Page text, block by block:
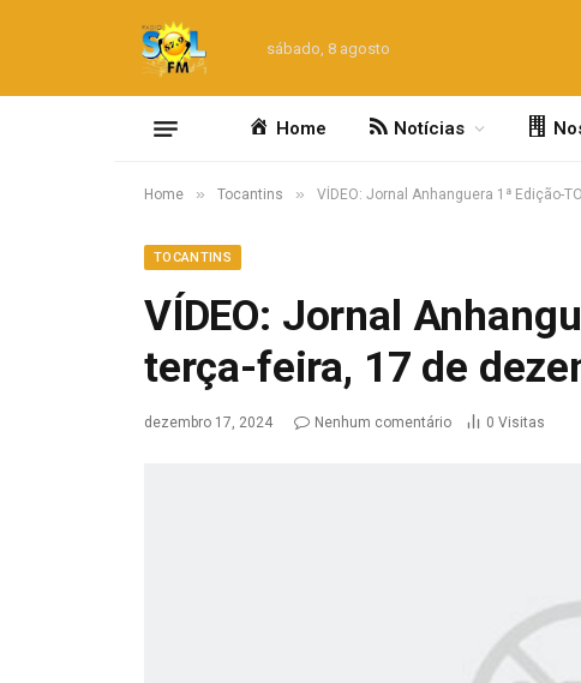
sábado, 8 agosto
Home Notícias
Home » Tocantins » VÍDEO: Jornal Anhanguera 1ª Edição-
TOCANTINS
VÍDEO: Jornal
terça-feira, 17 de
dezembro 17, 2024 Nenhum comentário 0 Visitas